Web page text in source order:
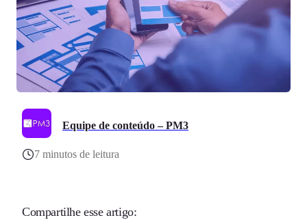
Equipe de conteúdo – PM3
7 minutos de leitura
Compartilhe esse artigo: